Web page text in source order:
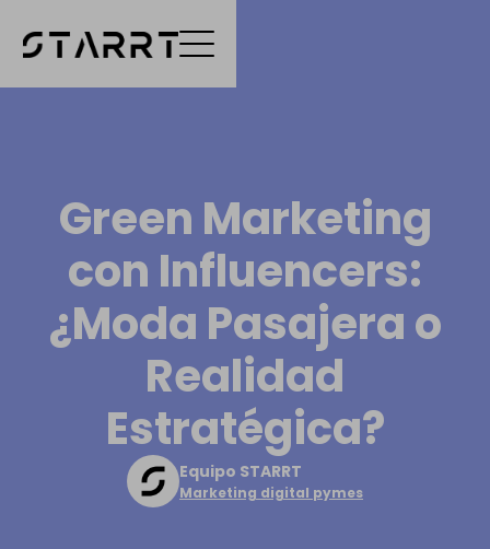
Green Marketing
con Influencers:
¿Moda Pasajera o
Realidad
Estratégica?
Equipo STARRT
Marketing digital pymes